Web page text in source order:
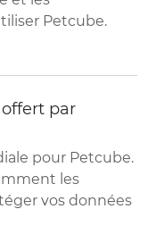
Petcube.
par
pour Petcube.
les
vos données